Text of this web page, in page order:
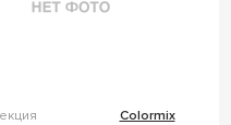
Colormix